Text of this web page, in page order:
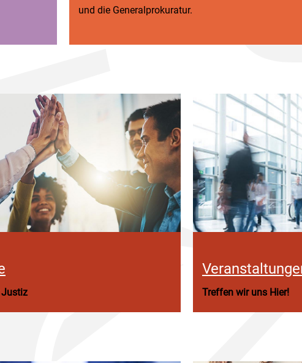
und die Generalprokuratur.
Justiz Treffen wir uns Hier!